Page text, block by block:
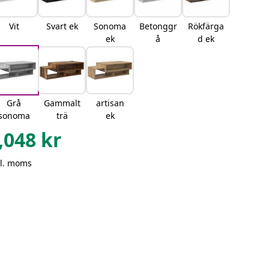
Vit Svart ek
Sonoma
ek
Betonggr
å
Rökfärga
d ek
Grå
Gammalt
trä
artisan
ek
kr
moms